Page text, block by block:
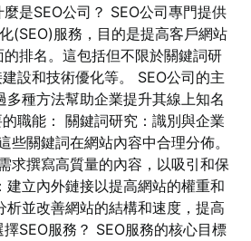
是SEO公司？ SEO公司專門提供
(SEO)服務，目的是提高客戶網站
排名。這包括但不限於關鍵詞研
設和技術優化等。 SEO公司的主
多種方法幫助企業提升其線上知名
職能： 關鍵詞研究：識別與企業
些關鍵詞在網站內容中合理分佈。
求撰寫高質量的內容，以吸引和保
建立內外鏈接以提高網站的權重和
析並改善網站的結構和速度，提高
SEO服務？ SEO服務的核心目標